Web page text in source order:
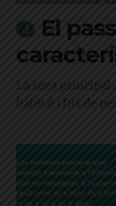
El
La seva principal
hàbitat i l'ús de